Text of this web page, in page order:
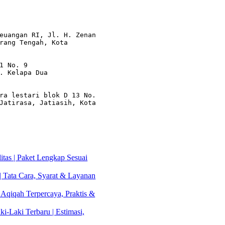
RI, Jl. H. Zenan
Tengah, Kota
No. 9
Kelapa Dua
lestari blok D 13 No.
Jatiasih, Kota
| Paket Lengkap Sesuai
Cara, Syarat & Layanan
Terpercaya, Praktis &
Laki Terbaru | Estimasi,